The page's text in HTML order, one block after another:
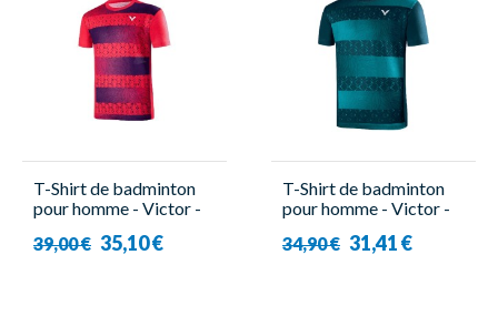
T-Shirt de badminton
pour homme - Victor -
39,00 € 35,10 €
T-Shirt de badminton
pour homme - Victor -
34,90 € 31,41 €